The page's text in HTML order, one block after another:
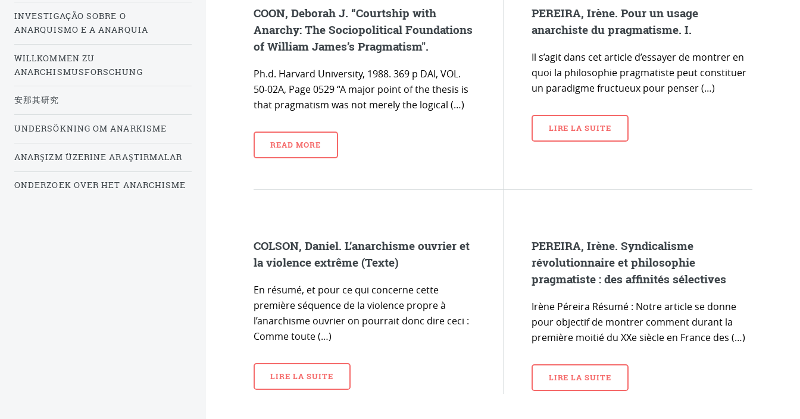
COON, Deborah J. “Courtship with
Anarchy: The Sociopolitical Foundations
of William James’s Pragmatism".
Ph.d. Harvard University, 1988. 369 p DAI, VOL.
50-02A, Page 0529 “A major point of the thesis is
that pragmatism was not merely the logical (…)
READ MORE
PEREIRA, Irène. Pour un usage
anarchiste du pragmatisme. I.
Il s’agit dans cet article d’essayer de montrer en
quoi la philosophie pragmatiste peut constituer
un paradigme fructueux pour penser (…)
LIRE LA SUITE
COLSON, Daniel. L’anarchisme ouvrier et
la violence extrême (Texte)
En résumé, et pour ce qui concerne cette
première séquence de la violence propre à
l’anarchisme ouvrier on pourrait donc dire ceci :
Comme toute (…)
LIRE LA SUITE
PEREIRA, Irène. Syndicalisme
révolutionnaire et philosophie
pragmatiste : des affinités sélectives
Irène Péreira Résumé : Notre article se donne
pour objectif de montrer comment durant la
première moitié du XXe siècle en France des (…)
LIRE LA SUITE
INVESTIGAÇÃO SOBRE O
ANARQUISMO E A ANARQUIA
WILLKOMMEN ZU
ANARCHISMUSFORSCHUNG
安那其研究
UNDERSÖKNING OM ANARKISME
ANARŞIZM ÜZERINE ARAŞTIRMALAR
ONDERZOEK OVER HET ANARCHISME